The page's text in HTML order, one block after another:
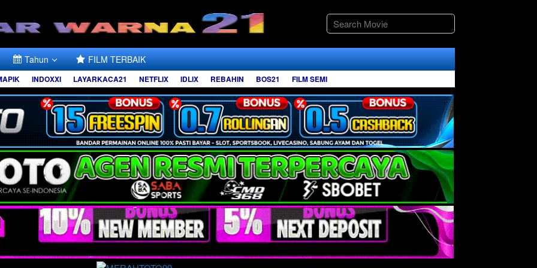
Tahun FILM TERBAIK
INDOXXI LAYARKACA21 NETFLIX IDLIX REBAHIN BOS21 FILM SEMI